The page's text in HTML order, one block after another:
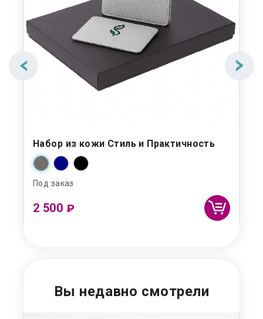
Набор из кожи Стиль и Практичность
Под заказ
2 500 ₽
Вы недавно смотрели